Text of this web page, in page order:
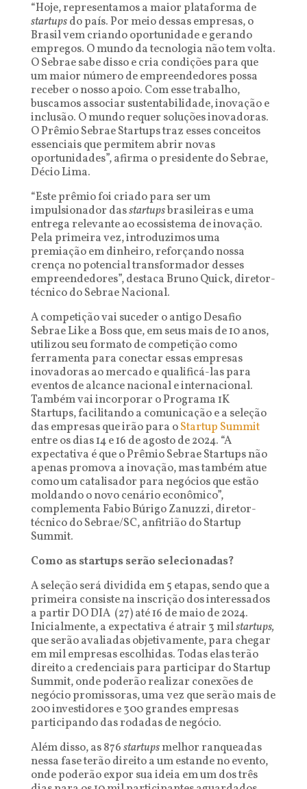
“Hoje, representamos a maior plataforma de
startupsdo país. Por meio dessas empresas, o
Brasil vem criando oportunidade e gerando
empregos. O mundo da tecnologia não tem volta.
O Sebrae sabe disso e cria condições para que
um maior número de empreendedores possa
receber o nosso apoio. Com esse trabalho,
buscamos associar sustentabilidade, inovação e
inclusão. O mundo requer soluções inovadoras.
O Prêmio Sebrae Startups traz esses conceitos
essenciais que permitem abrir novas
oportunidades”, afirma o presidente do Sebrae,
Décio Lima.
“Este prêmio foi criado para ser um
impulsionador dasstartupsbrasileiras e uma
entrega relevante ao ecossistema de inovação.
Pela primeira vez, introduzimos uma
premiação em dinheiro, reforçando nossa
crença no potencial transformador desses
empreendedores”, destaca Bruno Quick, diretor-
técnico do Sebrae Nacional.
A competição vai suceder o antigo Desafio
Sebrae Like a Boss que, em seus mais de 10 anos,
utilizou seu formato de competição como
ferramenta para conectar essas empresas
inovadoras ao mercado e qualificá-las para
eventos de alcance nacional e internacional.
Também vai incorporar o Programa 1K
Startups, facilitando a comunicação e a seleção
das empresas que irão para oStartup Summit
entre os dias 14 e 16 de agosto de 2024. “A
expectativa é que o Prêmio Sebrae Startups não
apenas promova a inovação, mas também atue
como um catalisador para negócios que estão
moldando o novo cenário econômico”,
complementa Fabio Búrigo Zanuzzi, diretor-
técnico do Sebrae/SC, anfitrião do Startup
Summit.
Como as startups serão selecionadas?
A seleção será dividida em 5 etapas, sendo que a
primeira consiste na inscrição dos interessados
a partir DO DIA (27) até 16 de maio de 2024.
Inicialmente, a expectativa é atrair 3 milstartups,
que serão avaliadas objetivamente, para chegar
em mil empresas escolhidas. Todas elas terão
direito a credenciais para participar do Startup
Summit, onde poderão realizar conexões de
negócio promissoras, uma vez que serão mais de
200 investidores e 300 grandes empresas
participando das rodadas de negócio.
Além disso, as 876startupsmelhor ranqueadas
nessa fase terão direito a um estande no evento,
onde poderão expor sua ideia em um dos três